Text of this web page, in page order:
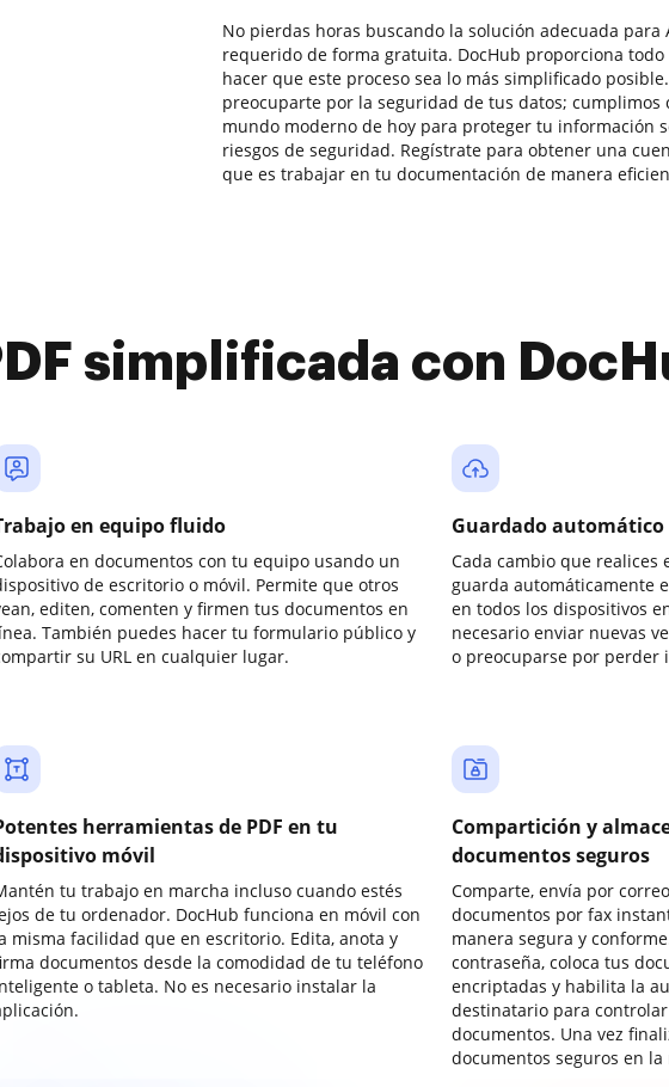
No pierdas horas buscando la solución adecuada
requerido de forma gratuita. DocHub proporciona
hacer que este proceso sea lo más simplificado
preocuparte por la seguridad de tus datos; cumplimos
mundo moderno de hoy para proteger tu información
riesgos de seguridad. Regístrate para obtener una
que es trabajar en tu documentación de manera
simplificada con
en equipo fluido
en documentos con tu equipo usando un
de escritorio o móvil. Permite que otros
editen, comenten y firmen tus documentos en
También puedes hacer tu formulario público y
su URL en cualquier lugar.
Guardado automático
Cada cambio que realices
guarda automáticamente
en todos los dispositivos
necesario enviar nuevas
o preocuparse por perder
herramientas de PDF en tu
móvil
tu trabajo en marcha incluso cuando estés
de tu ordenador. DocHub funciona en móvil con
misma facilidad que en escritorio. Edita, anota y
documentos desde la comodidad de tu teléfono
o tableta. No es necesario instalar la
Compartición y
documentos seguros
Comparte, envía por
documentos por fax
manera segura y
contraseña, coloca tus
encriptadas y habilita la
destinatario para
documentos. Una vez
documentos seguros en la